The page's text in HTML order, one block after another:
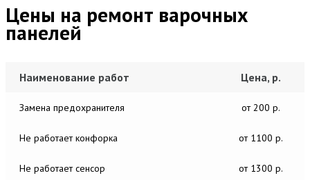
Цены на ремонт варочных
панелей
Наименование работ Цена, р.
Замена предохранителя от 200 р.
Не работает конфорка от 1100 р.
Не работает сенсор от 1300 р.